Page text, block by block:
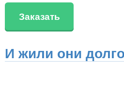
Заказать
И жили они